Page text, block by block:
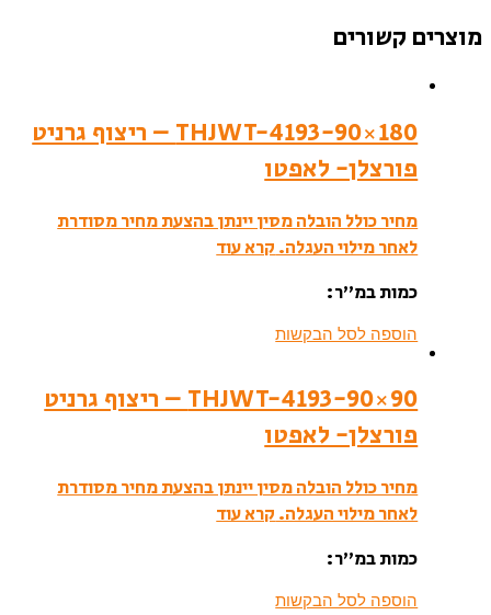
מוצרים קשורים
THJWT-4193-90×180 – ריצוף גרניט
פורצלן- לאפטו
מחיר כולל הובלה מסין יינתן בהצעת מחיר מסודרת
לאחר מילוי העגלה. קרא עוד
כמות במ”ר:
הוספה לסל הבקשות
THJWT-4193-90×90 – ריצוף גרניט
פורצלן- לאפטו
מחיר כולל הובלה מסין יינתן בהצעת מחיר מסודרת
לאחר מילוי העגלה.קרא עוד
כמות במ”ר:
הוספה לסל הבקשות